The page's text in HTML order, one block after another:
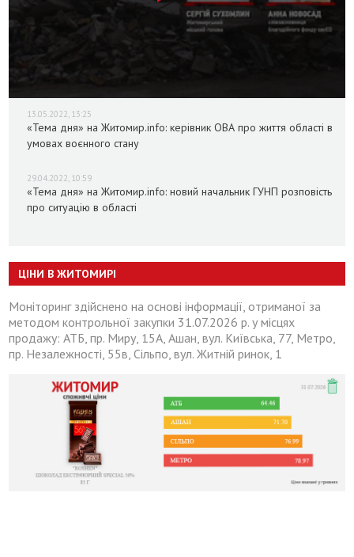
13.05.2022, 13:25
«Тема дня» на Житомир.info: керівник ОВА про життя області в
умовах воєнного стану
29.04.2022, 10:59
«Тема дня» на Житомир.info: новий начальник ГУНП розповість
про ситуацію в області
ЦІНИ В ЖИТОМИРІ
Моніторинг здійснено на основі інформації, отриманої за
методом контрольної закупки 31.07.2026 р. у місцях
продажу: АТБ, пр. Миру, 15А, Ашан, вул. Київська, 77, Метро,
пр. Незалежності, 55в, Сільпо, вул. Житній ринок, 1